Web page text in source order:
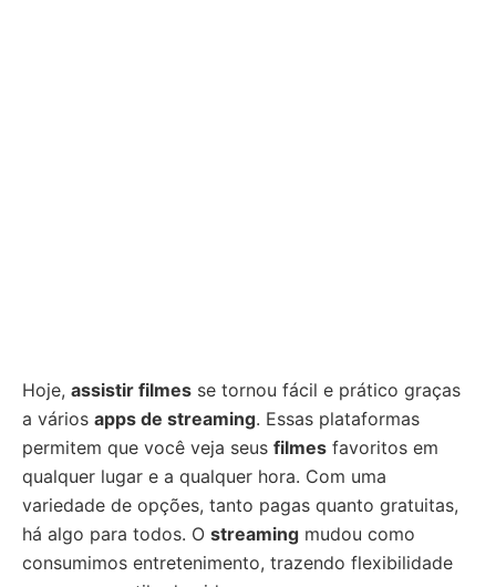
Hoje, assistir filmes se tornou fácil e prático graças
a vários apps de streaming. Essas plataformas
permitem que você veja seus filmes favoritos em
qualquer lugar e a qualquer hora. Com uma
variedade de opções, tanto pagas quanto gratuitas,
há algo para todos. O streaming mudou como
consumimos entretenimento, trazendo flexibilidade